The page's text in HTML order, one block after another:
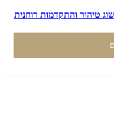
טיהור והתקדמות רוחנית